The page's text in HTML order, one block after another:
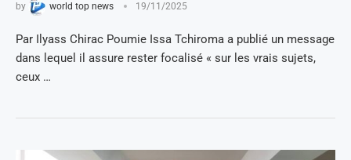
by world top news 19/11/2025
Par Ilyass Chirac Poumie Issa Tchiroma a publié un message
dans lequel il assure rester focalisé « sur les vrais sujets,
ceux …